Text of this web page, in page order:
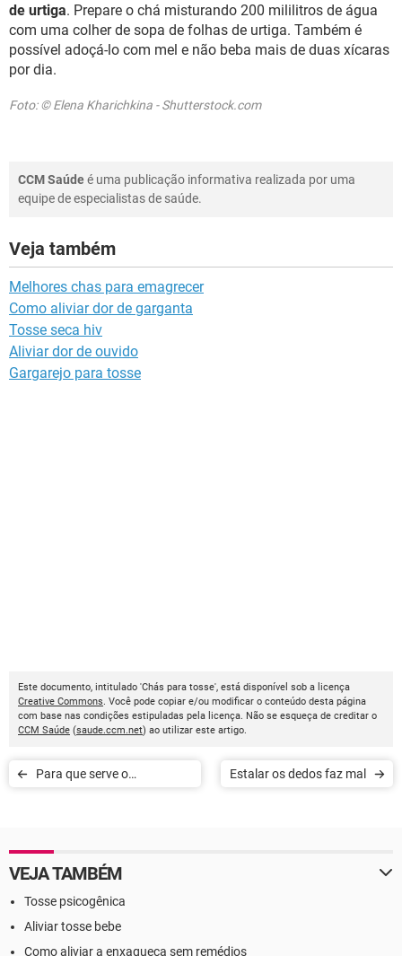
de urtiga. Prepare o chá misturando 200 mililitros de água
com uma colher de sopa de folhas de urtiga. Também é
possível adoçá-lo com mel e não beba mais de duas xícaras
por dia.
Foto: © Elena Kharichkina - Shutterstock.com
CCM Saúdeé uma publicação informativa realizada por uma
equipe de especialistas de saúde.
Veja também
Melhores chas para emagrecer
Como aliviar dor de garganta
Tosse seca hiv
Aliviar dor de ouvido
Gargarejo para tosse
Este documento, intitulado 'Chás para tosse', está disponível sob a licença
Creative Commons. Você pode copiar e/ou modificar o conteúdo desta página
com base nas condições estipuladas pela licença. Não se esqueça de creditar o
CCM Saúde (saude.ccm.net) ao utilizar este artigo.
Para que serve o
Estalar os dedos faz mal
VEJA TAMBÉM
Tosse psicogênica
Aliviar tosse bebe
Como aliviar a enxaqueca sem remédios